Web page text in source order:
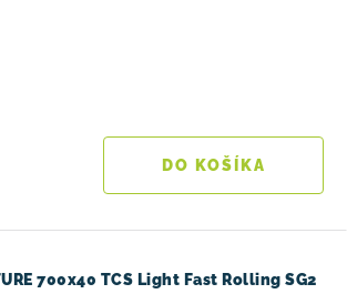
DO KOŠÍKA
700x40 TCS Light Fast Rolling SG2